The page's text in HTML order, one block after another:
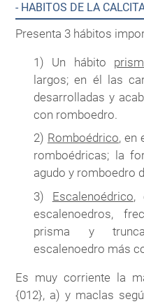
- HABITOS DE LA
Presenta 3 hábitos
1) Un hábito
largos; en él las
desarrolladas y
con romboedro.
2) Romboédrico, en
romboédricas; la
agudo y romboedro
3) Escalenoédrico,
escalenoedros,
prisma y
escalenoedro más
Es muy corriente la
{012}, a) y maclas